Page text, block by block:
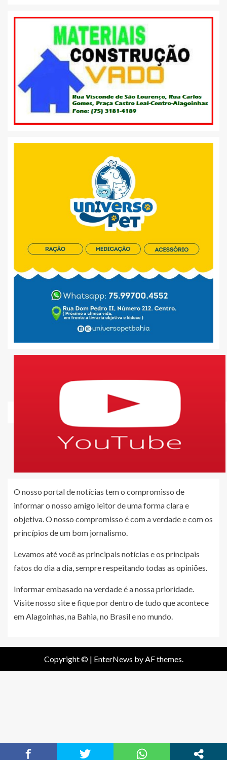
O nosso portal de notícias tem o compromisso de
informar o nosso amigo leitor de uma forma clara e
objetiva. O nosso compromisso é com a verdade e com os
princípios de um bom jornalismo.
Levamos até você as principais notícias e os principais
fatos do dia a dia, sempre respeitando todas as opiniões.
Informar embasado na verdade é a nossa prioridade.
Visite nosso site e fique por dentro de tudo que acontece
em Alagoinhas, na Bahia, no Brasil e no mundo.
Copyright © | EnterNews by AF themes.